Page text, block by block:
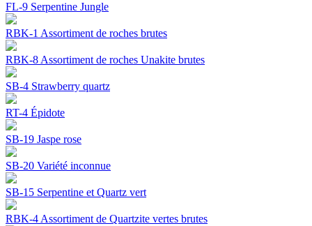
FL-9 Serpentine Jungle
RBK-1 Assortiment de roches brutes
RBK-8 Assortiment de roches Unakite brutes
SB-4 Strawberry quartz
RT-4 Épidote
SB-19 Jaspe rose
SB-20 Variété inconnue
SB-15 Serpentine et Quartz vert
RBK-4 Assortiment de Quartzite vertes brutes